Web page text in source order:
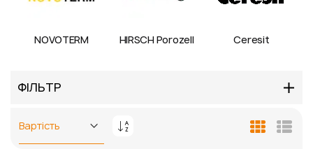
NOVOTERM HIRSCH Porozell Ceresit
ФІЛЬТР
Сортувати